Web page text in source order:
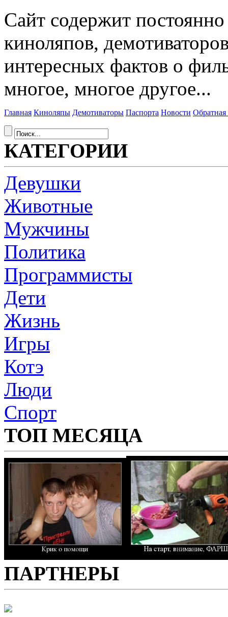
Сайт содержит
киноляпов,
интересных фактов о
многое, многое другое...
Главная Киноляпы Демотиваторы Паспорта Новости Обратная
КАТЕГОРИИ
Девушки
Животные
Мужчины
Политика
Программисты
Дети
Жизнь
Игры
Котэ
Люди
Спорт
ТОП МЕСЯЦА
ПАРТНЕРЫ